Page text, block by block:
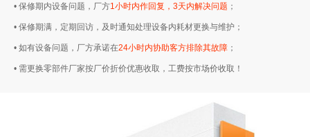
• 保修期内设备问题，厂方1小时内作回复，3天内解决问题 ；
• 保修期满，定期回访，及时通知处理设备内耗材更换与维护；
• 如有设备问题，厂方承诺在24小时内协助客方排除其故障 ；
• 需更换零部件厂家按厂价折价优惠收取，工费按市场价收取！